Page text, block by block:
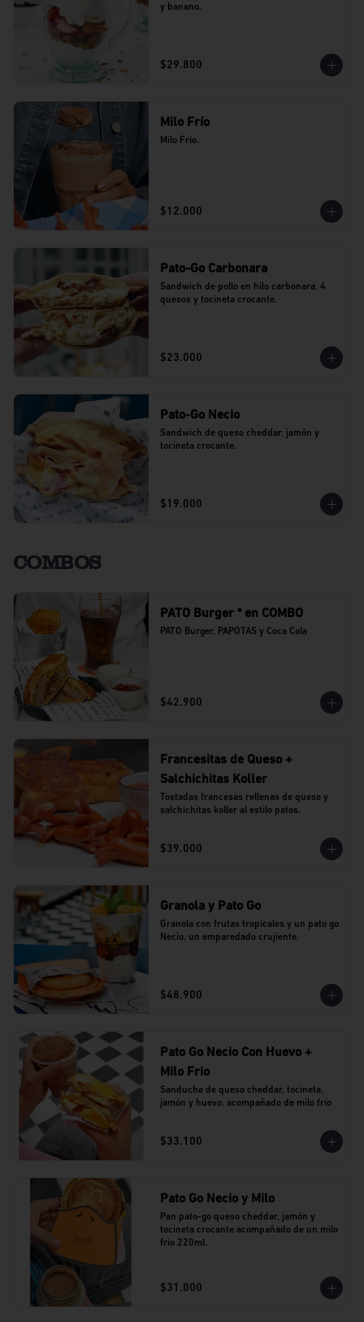
y banano.
$29.800
Milo Frío
Milo Frío.
$12.000
Pato-Go Carbonara
Sandwich de pollo en hilo carbonara, 4
quesos y tocineta crocante.
$23.000
Pato-Go Necio
Sandwich de queso cheddar, jamón y
tocineta crocante.
$19.000
COMBOS
PATO Burger * en COMBO
PATO Burger, PAPOTAS y Coca Cola
$42.900
Francesitas de Queso +
Salchichitas Koller
Tostadas francesas rellenas de queso y
salchichitas koller al estilo patos.
$39.000
Granola y Pato Go
Granola con frutas tropicales y un pato go
Necio, un emparedado crujiente.
$48.900
Pato Go Necio Con Huevo +
Milo Frio
Sanduche de queso cheddar, tocineta,
jamón y huevo. acompañado de milo frío
$33.100
Pato Go Necio y Milo
Pan pato-go queso cheddar, jamón y
tocineta crocante acompañado de un milo
frio 220ml.
$31.000